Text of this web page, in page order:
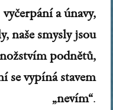
vyčerpání a únavy,
naše smysly jsou
podnětů,
se vypíná stavem
„nevím“.